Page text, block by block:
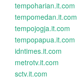
tempoharian.it.com
tempomedan.it.com
tempojogja.it.com
tempopapua.it.com
idntimes.it.com
metrotv.it.com
sctv.it.com